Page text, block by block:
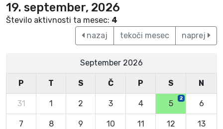
19. september, 2026
Število aktivnosti ta mesec: 4
nazaj
tekoči mesec naprej
September 2026
P T S Č P S N
31 1 2 3 4 5
2
6
7 8 9 10 11 12 13